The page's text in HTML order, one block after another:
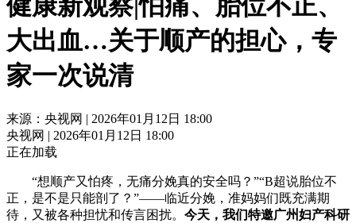
新闻 国内 国际 评论 经济 军事 科技
人民领袖习近平 联播+
视频
现场 前线 比划 快看
体育 直播 竞猜 2026年世界杯 2026年冬奥会
VIP会员 CCTV奥林匹克频道 生活体育大会 体育江湖
健康新观察|怕痛、胎位不正、
大出血…关于顺产的担心，专
家一次说清
来源：央视网 | 2026年01月12日 18:00
央视网 | 2026年01月12日 18:00
正在加载
“想顺产又怕疼，无痛分娩真的安全吗？”“B超说胎位不
正，是不是只能剖了？”——临近分娩，准妈妈们既充满期
待，又被各种担忧和传言困扰。 今天，我们特邀广州妇产科研